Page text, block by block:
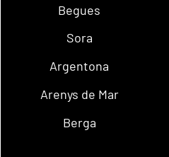
Begues
Sora
Argentona
Arenys de Mar
Berga